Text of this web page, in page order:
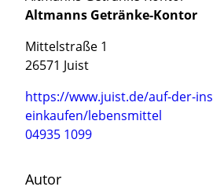
Altmanns Getränke-Kontor
Mittelstraße 1
26571 Juist
https://www.juist.de/auf-der-
einkaufen/lebensmittel
04935 1099
Autor